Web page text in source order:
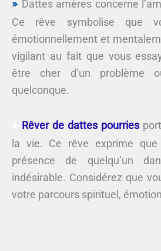
Dattes amères concerne
Ce rêve symbolise que
émotionnellement et
vigilant au fait que vous
être cher d’un problème
quelconque.
Rêver de dattes pourries
la vie. Ce rêve exprime
présence de quelqu’un
indésirable. Considérez que
votre parcours spirituel,